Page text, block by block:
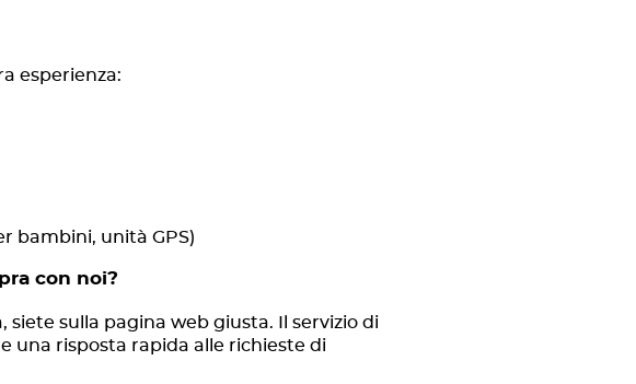
esperienza:
bambini, unità GPS)
con noi?
sulla pagina web giusta. Il servizio di
una risposta rapida alle richieste di